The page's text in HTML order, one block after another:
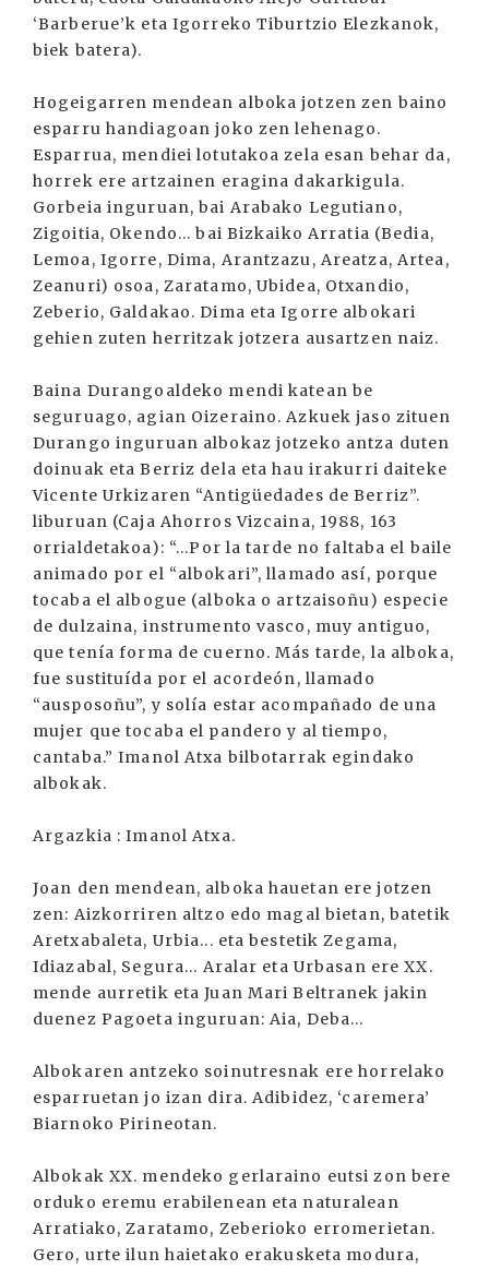
‘Barberue’k eta Igorreko Tiburtzio Elezkanok,
biek batera).
Hogeigarren mendean alboka jotzen zen baino
esparru handiagoan joko zen lehenago.
Esparrua, mendiei lotutakoa zela esan behar da,
horrek ere artzainen eragina dakarkigula.
Gorbeia inguruan, bai Arabako Legutiano,
Zigoitia, Okendo... bai Bizkaiko Arratia (Bedia,
Lemoa, Igorre, Dima, Arantzazu, Areatza, Artea,
Zeanuri) osoa, Zaratamo, Ubidea, Otxandio,
Zeberio, Galdakao. Dima eta Igorre albokari
gehien zuten herritzak jotzera ausartzen naiz.
Baina Durangoaldeko mendi katean be
seguruago, agian Oizeraino. Azkuek jaso zituen
Durango inguruan albokaz jotzeko antza duten
doinuak eta Berriz dela eta hau irakurri daiteke
Vicente Urkizaren “Antigüedades de Berriz”.
liburuan (Caja Ahorros Vizcaina, 1988, 163
orrialdetakoa): “...Por la tarde no faltaba el baile
animado por el “albokari”, llamado así, porque
tocaba el albogue (alboka o artzaisoñu) especie
de dulzaina, instrumento vasco, muy antiguo,
que tenía forma de cuerno. Más tarde, la alboka,
fue sustituída por el acordeón, llamado
“ausposoñu”, y solía estar acompañado de una
mujer que tocaba el pandero y al tiempo,
cantaba.” Imanol Atxa bilbotarrak egindako
albokak.
Argazkia : Imanol Atxa.
Joan den mendean, alboka hauetan ere jotzen
zen: Aizkorriren altzo edo magal bietan, batetik
Aretxabaleta, Urbia... eta bestetik Zegama,
Idiazabal, Segura... Aralar eta Urbasan ere XX.
mende aurretik eta Juan Mari Beltranek jakin
duenez Pagoeta inguruan: Aia, Deba...
Albokaren antzeko soinutresnak ere horrelako
esparruetan jo izan dira. Adibidez, ‘caremera’
Biarnoko Pirineotan.
Albokak XX. mendeko gerlaraino eutsi zon bere
orduko eremu erabilenean eta naturalean
Arratiako, Zaratamo, Zeberioko erromerietan.
Gero, urte ilun haietako erakusketa modura,